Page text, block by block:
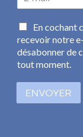
a
i
l
*
C
a
s
e
à
En cochant
recevoir notre
désabonner de
tout moment.
ENVOYER